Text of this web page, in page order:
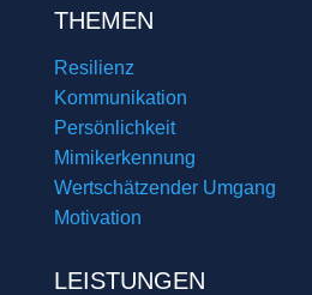
THEMEN
Resilienz
Kommunikation
Persönlichkeit
Mimikerkennung
Wertschätzender Umgang
Motivation
LEISTUNGEN